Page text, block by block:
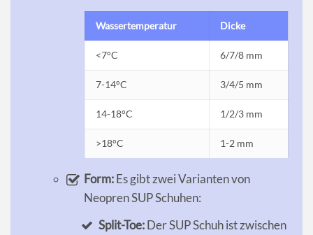
Wassertemperatur Dicke
<7°C 6/7/8 mm
7-14°C 3/4/5 mm
14-18°C 1/2/3 mm
>18°C 1-2 mm
Form:Es gibt zwei Varianten von
Neopren SUP Schuhen:
Split-Toe:Der SUP Schuh ist zwischen